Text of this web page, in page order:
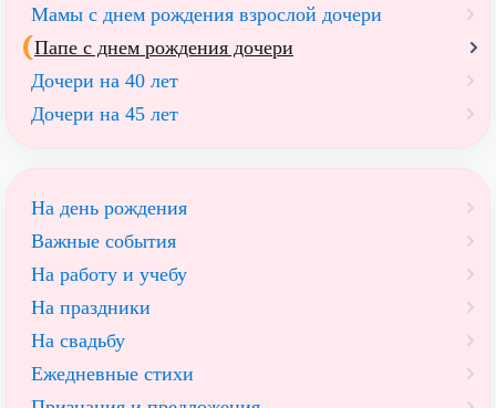
Мамы с днем рождения взрослой дочери
Папе с днем рождения дочери
Дочери на 40 лет
Дочери на 45 лет
На день рождения
Важные события
На работу и учебу
На праздники
На свадьбу
Ежедневные стихи